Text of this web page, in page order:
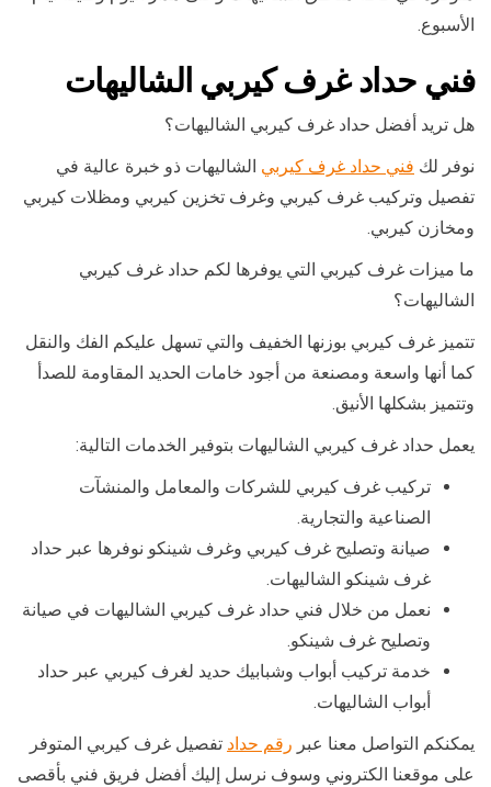
الأسبوع.
فني حداد غرف كيربي الشاليهات
هل تريد أفضل حداد غرف كيربي الشاليهات؟
نوفر لك فني حداد غرف كيربي الشاليهات ذو خبرة عالية في
تفصيل وتركيب غرف كيربي وغرف تخزين كيربي ومظلات كيربي
ومخازن كيربي.
ما ميزات غرف كيربي التي يوفرها لكم حداد غرف كيربي
الشاليهات؟
تتميز غرف كيربي بوزنها الخفيف والتي تسهل عليكم الفك والنقل
كما أنها واسعة ومصنعة من أجود خامات الحديد المقاومة للصدأ
وتتميز بشكلها الأنيق.
يعمل حداد غرف كيربي الشاليهات بتوفير الخدمات التالية:
تركيب غرف كيربي للشركات والمعامل والمنشآت
الصناعية والتجارية.
صيانة وتصليح غرف كيربي وغرف شينكو نوفرها عبر حداد
غرف شينكو الشاليهات.
نعمل من خلال فني حداد غرف كيربي الشاليهات في صيانة
وتصليح غرف شينكو.
خدمة تركيب أبواب وشبابيك حديد لغرف كيربي عبر حداد
أبواب الشاليهات.
يمكنكم التواصل معنا عبر رقم حداد تفصيل غرف كيربي المتوفر
على موقعنا الكتروني وسوف نرسل إليك أفضل فريق فني بأقصى